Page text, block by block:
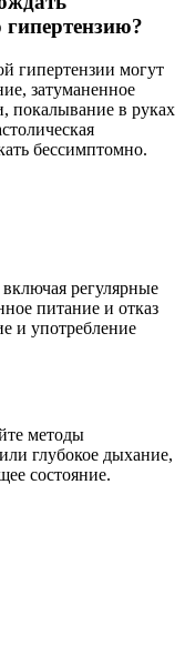
гипертензии могут
затуманенное
покалывание в руках
бессимптомно.
регулярные
питание и отказ
и употребление
методы
глубокое дыхание,
состояние.